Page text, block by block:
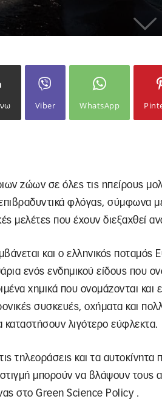
Viber WhatsApp
ζώων σε όλες τις ηπείρους
φλόγας, σύμφωνα
μελέτες που έχουν διεξαχθεί
και ο ελληνικός ποταμός
ενός ενδημικού είδους που
χημικά που ονομάζονται και
συσκευές, οχήματα και
καταστήσουν λιγότερο εύφλεκτα.
τηλεοράσεις και τα αυτοκίνητα
στιγμή μπορούν να βλάψουν τους
στο Green Science Policy .